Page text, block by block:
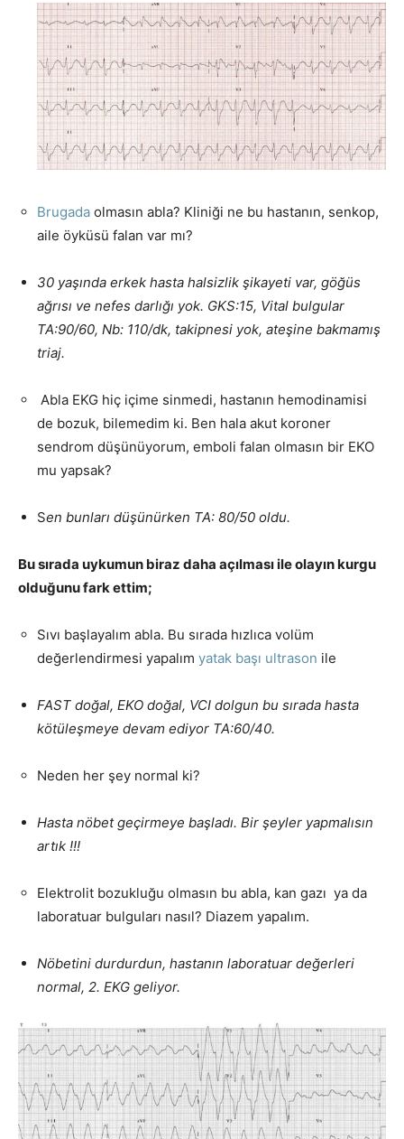
Brugada olmasın abla? Kliniği ne bu hastanın, senkop,
aile öyküsü falan var mı?
30 yaşında erkek hasta halsizlik şikayeti var, göğüs
ağrısı ve nefes darlığı yok. GKS:15, Vital bulgular
TA:90/60, Nb: 110/dk, takipnesi yok, ateşine bakmamış
triaj.
Abla EKG hiç içime sinmedi, hastanın hemodinamisi
de bozuk, bilemedim ki. Ben hala akut koroner
sendrom düşünüyorum, emboli falan olmasın bir EKO
mu yapsak?
Sen bunları düşünürken TA: 80/50 oldu.
Bu sırada uykumun biraz daha açılması ile olayın kurgu
olduğunu fark ettim;
Sıvı başlayalım abla. Bu sırada hızlıca volüm
değerlendirmesi yapalım yatak başı ultrason ile
FAST doğal, EKO doğal, VCI dolgun bu sırada hasta
kötüleşmeye devam ediyor TA:60/40.
Neden her şey normal ki?
Hasta nöbet geçirmeye başladı. Bir şeyler yapmalısın
artık !!!
Elektrolit bozukluğu olmasın bu abla, kan gazı ya da
laboratuar bulguları nasıl? Diazem yapalım.
Nöbetini durdurdun, hastanın laboratuar değerleri
normal, 2. EKG geliyor.